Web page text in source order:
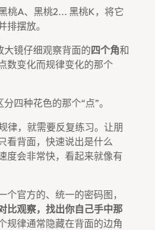
桃A、黑桃2... 黑桃K，将它
排摆放。
大镜仔细观察背面的四个角和
数变化而规律变化的那个
四种花色的那个“点”。
律，就需要反复练习。让朋
看背面，快速说出是什么
度会非常快，看起来就像有
个官方的、统一的密码图，
比观察，找出你自己手中那
规律通常隐藏在背面的边角